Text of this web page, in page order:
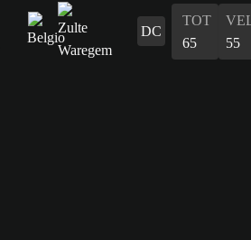
DC
TOT
65
55